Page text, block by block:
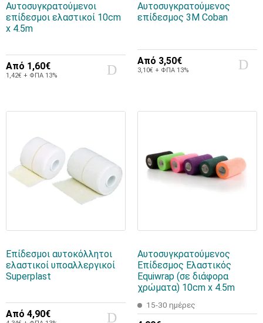
Αυτοσυγκρατούμενοι
επίδεσμοι ελαστικοί 10cm
x 4.5m
Από 1,60€
1,42€ + ΦΠΑ 13%
Αυτοσυγκρατούμενος
επίδεσμος 3M Coban
Από 3,50€
3,10€ + ΦΠΑ 13%
Επίδεσμοι αυτοκόλλητοι
ελαστικοί υποαλλεργικοί
Superplast
Από 4,90€
Αυτοσυγκρατούμενος
Επίδεσμος Ελαστικός
Equiwrap (σε διάφορα
χρώματα) 10cm x 4.5m
15-30 ημέρες